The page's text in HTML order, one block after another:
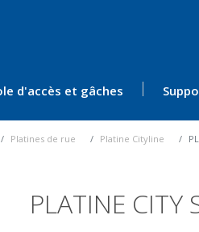
d'accès et gâches
Platines de rue Platine Cityline
PLATINE CITY